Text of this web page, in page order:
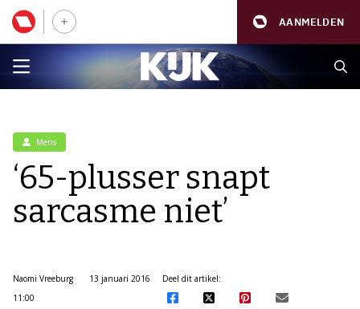
AANMELDEN
Mens
‘65-plusser snapt
sarcasme niet’
Naomi Vreeburg
13 januari 2016
11:00
Deel dit artikel: